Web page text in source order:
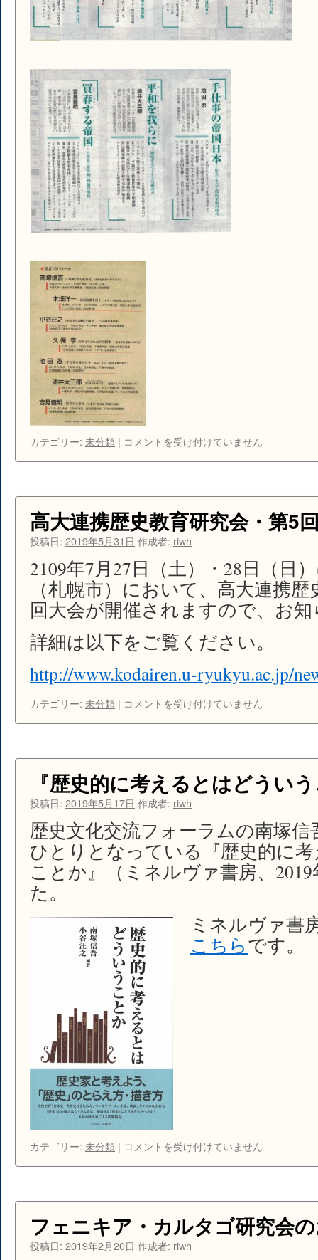
カテゴリー: 未分類 | シ
「日
本
の
中
世
界
史」
の
介
は
コメントを受け付けていません
高大連携歴史教育研究会・第5
投稿日: 2019年5月31日 作成者: riwh
2109年7月27日（土）・28日（日
（札幌市）において、高大連携
回大会が開催されますので、お
詳細は以下をご覧ください。
http://www.kodairen.u-ryukyu.ac.jp/
カテゴリー: 未分類 | 高
歴
教
育
究
会
の
お
知
ら
せ
は
コメントを受け付けていません
『歴史的に考えるとはどうい
投稿日: 2019年5月17日 作成者: riwh
歴史文化交流フォーラムの南塚
ひとりとなっている『歴史的に
ことか』（ミネルヴァ書房、
た。
ミネルヴァ書
こちらです。
カテゴリー: 未分類 | 『歴
考
え
る
と
コメントを受け付けていません
フェニキア・カルタゴ研究会
投稿日: 2019年2月20日 作成者: riwh